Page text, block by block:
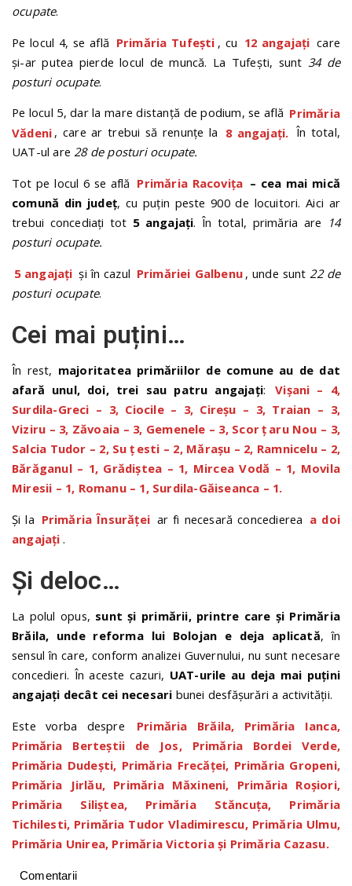
ocupate.
Pe locul 4, se află Primăria Tufești , cu 12 angajați care
și-ar putea pierde locul de muncă. La Tufești, sunt 34 de
posturi ocupate.
Pe locul 5, dar la mare distanță de podium, se află Primăria
Vădeni , care ar trebui să renunțe la 8 angajați. În total,
UAT-ul are28 de posturi ocupate.
Tot pe locul 6 se află Primăria Racovița – cea mai mică
comună din județ, cu puțin peste 900 de locuitori. Aici ar
trebui concediați tot 5 angajați. În total, primăria are 14
posturi ocupate.
5 angajați și în cazul Primăriei Galbenu , unde sunt22 de
posturi ocupate.
Cei mai puțini…
În rest, majoritatea primăriilor de comune au de dat
afară unul, doi, trei sau patru angajați:
Vișani – 4,
Surdila-Greci – 3, Ciocile – 3, Cireșu – 3, Traian – 3,
Viziru – 3, Zăvoaia – 3, Gemenele – 3, Scorț aru Nou – 3,
Salcia Tudor – 2, Su ț esti – 2, Mărașu – 2, Ramnicelu – 2,
Bărăganul – 1, Grădiștea – 1, Mircea Vodă – 1, Movila
Miresii – 1, Romanu – 1, Surdila-Găiseanca – 1.
Și la Primăria Însurăței ar fi necesară concedierea a doi
angajați .
Și deloc…
La polul opus, sunt și primării, printre care și Primăria
Brăila, unde reforma lui Bolojan e deja aplicată, în
sensul în care, conform analizei Guvernului, nu sunt necesare
concedieri. În aceste cazuri, UAT-urile au deja mai puțini
angajați decât cei necesari bunei desfășurări a activității.
Este vorba despre
Primăria Brăila, Primăria Ianca,
Primăria Berteștii de Jos, Primăria Bordei Verde,
Primăria Dudești, Primăria Frecăței, Primăria Gropeni,
Primăria Jirlău, Primăria Măxineni, Primăria Roșiori,
Primăria Siliștea, Primăria Stăncuța, Primăria
Tichilesti, Primăria Tudor Vladimirescu, Primăria Ulmu,
Primăria Unirea, Primăria Victoria și Primăria Cazasu.
Comentarii